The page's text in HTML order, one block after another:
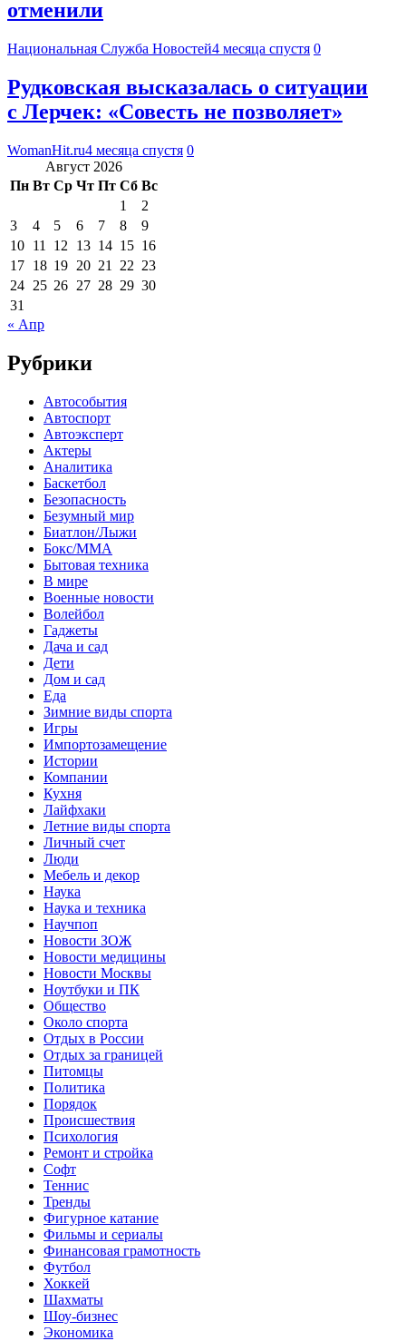
отменили
Национальная Служба Новостей4 месяца спустя 0
Рудковская высказалась о ситуации
с Лерчек: «Совесть не позволяет»
WomanHit.ru4 месяца спустя 0
Август 2026
Пн Вт Ср Чт Пт Сб Вс
1
2
3
4 5 6 7 8
9
10 11 12 13 14 15 16
17 18 19 20 21 22 23
24 25 26 27 28 29 30
31
« Апр
Рубрики
Автособытия
Автоспорт
Автоэксперт
Актеры
Аналитика
Баскетбол
Безопасность
Безумный мир
Биатлон/Лыжи
Бокс/MMA
Бытовая техника
В мире
Военные новости
Волейбол
Гаджеты
Дача и сад
Дети
Дом и сад
Еда
Зимние виды спорта
Игры
Импортозамещение
Истории
Компании
Кухня
Лайфхаки
Летние виды спорта
Личный счет
Люди
Мебель и декор
Наука
Наука и техника
Научпоп
Новости ЗОЖ
Новости медицины
Новости Москвы
Ноутбуки и ПК
Общество
Около спорта
Отдых в России
Отдых за границей
Питомцы
Политика
Порядок
Происшествия
Психология
Ремонт и стройка
Софт
Теннис
Тренды
Фигурное катание
Фильмы и сериалы
Финансовая грамотность
Футбол
Хоккей
Шахматы
Шоу-бизнес
Экономика